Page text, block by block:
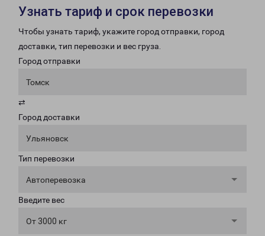
Узнать тариф и срок перевозки
Чтобы узнать тариф, укажите город отправки, город
доставки, тип перевозки и вес груза.
Город отправки
Томск
⇄
Город доставки
Ульяновск
Тип перевозки
Автоперевозка
Введите вес
От 3000 кг